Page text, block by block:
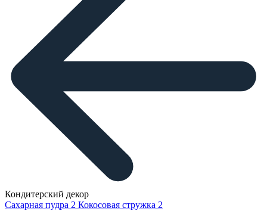
Кондитерский декор
Сахарная пудра 2 Кокосовая стружка 2